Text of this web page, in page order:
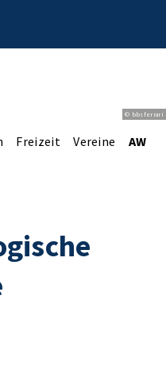
© bbsferrari
Freizeit Vereine AWO